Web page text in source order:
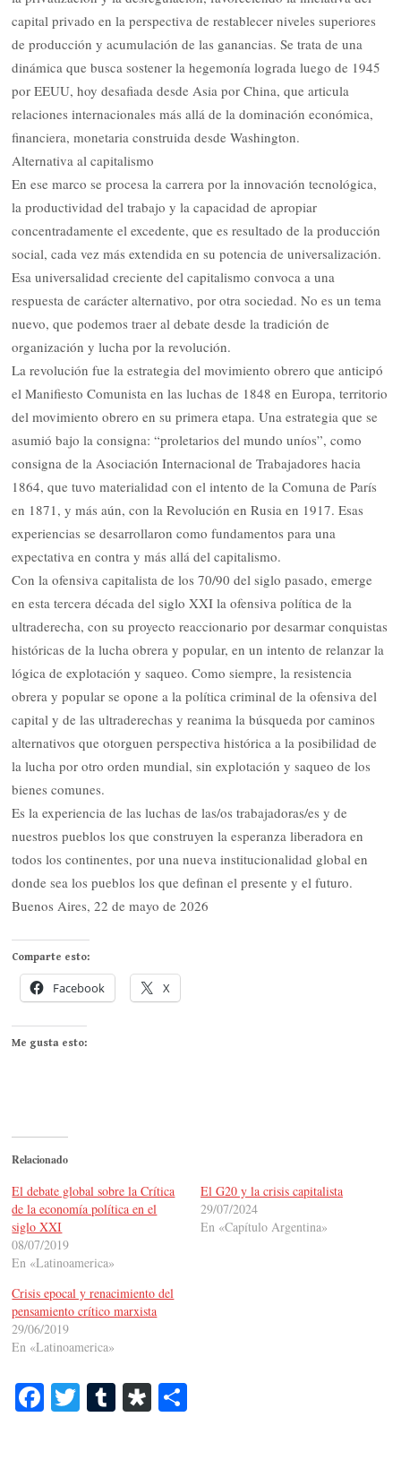
capital privado en la perspectiva de restablecer niveles superiores
de producción y acumulación de las ganancias. Se trata de una
dinámica que busca sostener la hegemonía lograda luego de 1945
por EEUU, hoy desafiada desde Asia por China, que articula
relaciones internacionales más allá de la dominación económica,
financiera, monetaria construida desde Washington.
Alternativa al capitalismo
En ese marco se procesa la carrera por la innovación tecnológica,
la productividad del trabajo y la capacidad de apropiar
concentradamente el excedente, que es resultado de la producción
social, cada vez más extendida en su potencia de universalización.
Esa universalidad creciente del capitalismo convoca a una
respuesta de carácter alternativo, por otra sociedad. No es un tema
nuevo, que podemos traer al debate desde la tradición de
organización y lucha por la revolución.
La revolución fue la estrategia del movimiento obrero que anticipó
el Manifiesto Comunista en las luchas de 1848 en Europa, territorio
del movimiento obrero en su primera etapa. Una estrategia que se
asumió bajo la consigna: “proletarios del mundo uníos”, como
consigna de la Asociación Internacional de Trabajadores hacia
1864, que tuvo materialidad con el intento de la Comuna de París
en 1871, y más aún, con la Revolución en Rusia en 1917. Esas
experiencias se desarrollaron como fundamentos para una
expectativa en contra y más allá del capitalismo.
Con la ofensiva capitalista de los 70/90 del siglo pasado, emerge
en esta tercera década del siglo XXI la ofensiva política de la
ultraderecha, con su proyecto reaccionario por desarmar conquistas
históricas de la lucha obrera y popular, en un intento de relanzar la
lógica de explotación y saqueo. Como siempre, la resistencia
obrera y popular se opone a la política criminal de la ofensiva del
capital y de las ultraderechas y reanima la búsqueda por caminos
alternativos que otorguen perspectiva histórica a la posibilidad de
la lucha por otro orden mundial, sin explotación y saqueo de los
bienes comunes.
Es la experiencia de las luchas de las/os trabajadoras/es y de
nuestros pueblos los que construyen la esperanza liberadora en
todos los continentes, por una nueva institucionalidad global en
donde sea los pueblos los que definan el presente y el futuro.
Buenos Aires, 22 de mayo de 2026
Comparte esto:
Facebook X
Me gusta esto:
Relacionado
El debate global sobre la Crítica
de la economía política en el
siglo XXI
08/07/2019
En «Latinoamerica»
El G20 y la crisis capitalista
29/07/2024
En «Capítulo Argentina»
Crisis epocal y renacimiento del
pensamiento crítico marxista
29/06/2019
En «Latinoamerica»
Fa T T Di